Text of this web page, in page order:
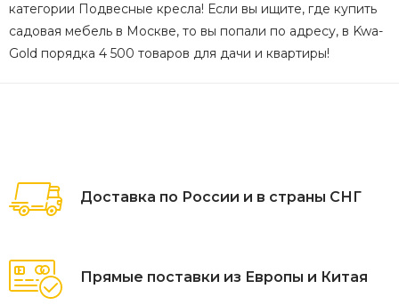
категории Подвесные кресла! Если вы ищите, где купить
садовая мебель в Москве, то вы попали по адресу, в Kwa-
Gold порядка 4 500 товаров для дачи и квартиры!
Доставка по России и в страны СНГ
Прямые поставки из Европы и Китая